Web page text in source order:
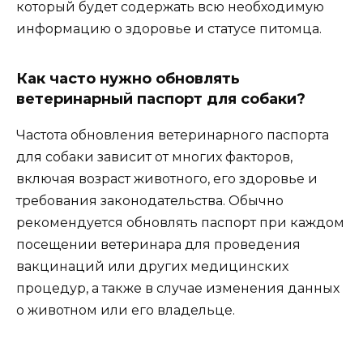
который будет содержать всю необходимую
информацию о здоровье и статусе питомца.
Как часто нужно обновлять
ветеринарный паспорт для собаки?
Частота обновления ветеринарного паспорта
для собаки зависит от многих факторов,
включая возраст животного, его здоровье и
требования законодательства. Обычно
рекомендуется обновлять паспорт при каждом
посещении ветеринара для проведения
вакцинаций или других медицинских
процедур, а также в случае изменения данных
о животном или его владельце.